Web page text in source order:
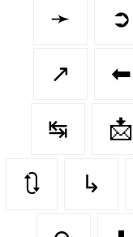
➛ ➲
↗ ⬅
↹ 📩
🔃 ↳